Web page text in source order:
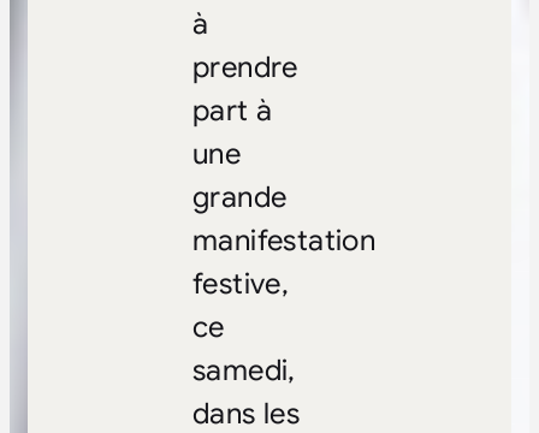
à
prendre
part à
une
grande
manifestation
festive,
ce
samedi,
dans les